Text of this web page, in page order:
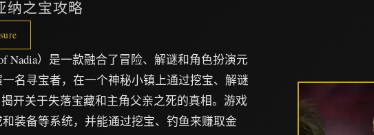
纳之宝攻略
Nadia）是一款融合了冒险、解谜和角色扮演元
名寻宝者，在一个神秘小镇上通过挖宝、解谜
开关于失落宝藏和主角父亲之死的真相。游戏
装备等系统，并能通过挖宝、钓鱼来赚取金